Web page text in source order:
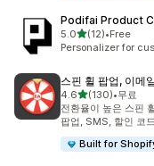
Podifai Product
5.0별 5개 중
(12)
총 리뷰 12개
•Free
Personalizer for
스핀 휠 팝업, 이메
4.6별 5개 중
(130)
총 리뷰 130개
•무료
전환율이 높은 스핀
팝업, SMS, 할인 코
Built for